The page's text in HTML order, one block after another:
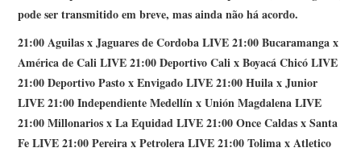
pode ser transmitido em breve, mas ainda não há acordo.
21:00 Aguilas x Jaguares de Cordoba LIVE 21:00 Bucaramanga x
América de Cali LIVE 21:00 Deportivo Cali x Boyacá Chicó LIVE
21:00 Deportivo Pasto x Envigado LIVE 21:00 Huila x Junior
LIVE 21:00 Independiente Medellín x Unión Magdalena LIVE
21:00 Millonarios x La Equidad LIVE 21:00 Once Caldas x Santa
Fe LIVE 21:00 Pereira x Petrolera LIVE 21:00 Tolima x Atletico